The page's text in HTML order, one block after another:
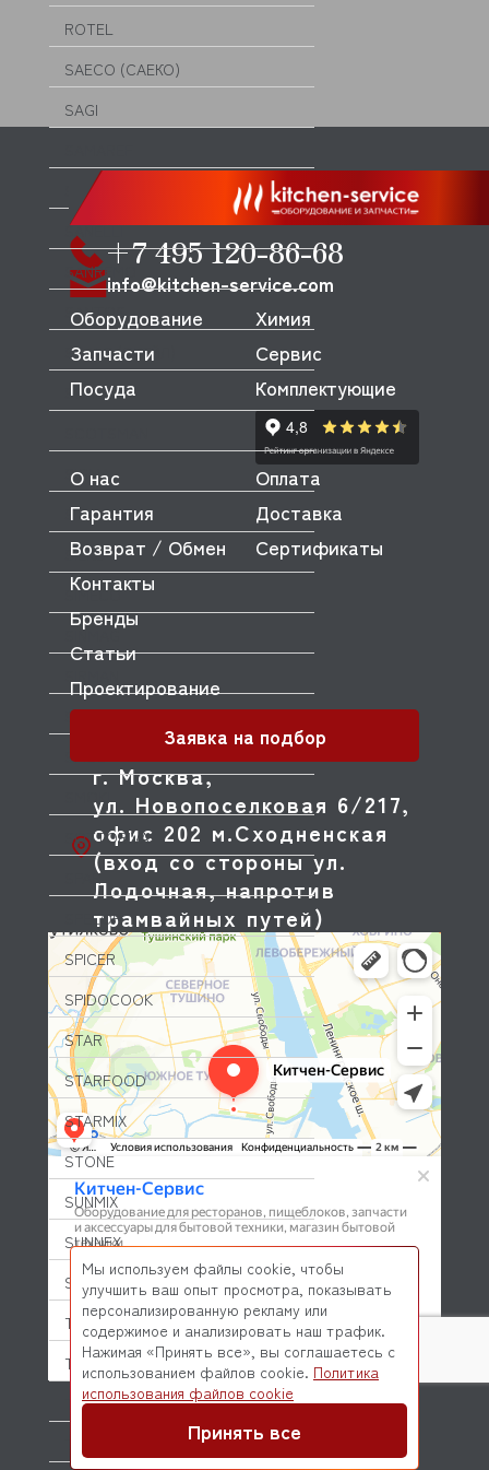
ROTEL
SAECO (САЕКО)
SAGI
SAMMIC
SANELLI
SANREMO
SANTOS
SCALE (СКЕЙЛ)
SCHOLL
SIGMA
SILANOS
SILKO
SIMECO
SINMAG
SKYCOLD
SMEG
SMOKI
SOTTORIVA
SPAR
SPELOR
SPICER
SPIDOCOOK
STAR
STARFOOD
STARMIX
STONE
SUNMIX
SUNNEX
SVEBA DAHLEN
T-LUX
TATRA
TAURUS
+7 495 120-86-68
info@kitchen-service.com
г. Москва,
ул. Новопоселковая 6/217,
офис 202 м.Сходненская
(вход со стороны ул.
Лодочная, напротив
трамвайных путей)
Оборудование
Запчасти
Посуда
Химия
Сервис
Комплектующие
О нас
Оплата
Гарантия
Доставка
Возврат / Обмен
Сертификаты
Контакты
Бренды
Статьи
Проектирование
Заявка на подбор
© 2026 Kitchen-Service.com Интернет-магазин запчастей
и оборудования профессиональной кухни
Мы используем файлы cookie, чтобы
улучшить ваш опыт просмотра, показывать
персонализированную рекламу или
содержимое и анализировать наш трафик.
Нажимая «Принять все», вы соглашаетесь с
использованием файлов cookie. Политика
использования файлов cookie
Принять все